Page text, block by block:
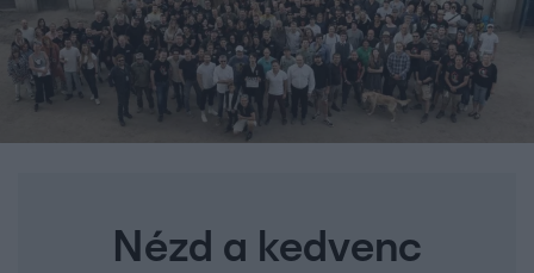
Nézd a kedvenc